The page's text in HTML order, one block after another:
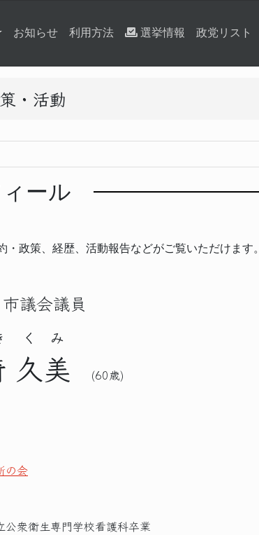
お知らせ 利用方法 選挙情報 政党リスト
・活動
ール
政策、経歴、活動報告などがご覧いただけます。
議会議員
久美
くみ
(60歳)
の会
公衆衛生専門学校看護科卒業